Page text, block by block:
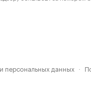
персональных данных ·